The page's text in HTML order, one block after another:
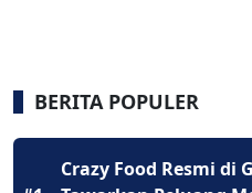
BERITA POPULER
Crazy Food Resmi di